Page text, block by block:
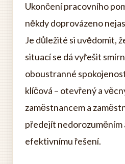
Ukončení pracovního
někdy doprovázeno
Je důležité si uvědomit,
situací se dá vyřešit
oboustranné
klíčová – otevřený a
zaměstnancem a
předejít nedorozuměním
efektivnímu řešení.